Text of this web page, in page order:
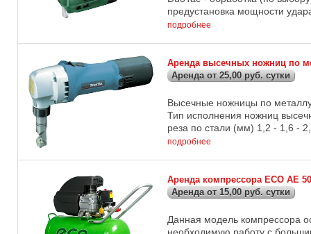
предустановка мощности
подробнее
Аренда высечных ножниц по
Аренда от 25,00 руб. сутки
Высечные ножницы по
Тип исполнения ножниц
реза по стали (мм) 1,2 - 1,6 -
подробнее
Аренда компрессора ECO АЕ
Аренда от 15,00 руб. сутки
Данная модель компрессора